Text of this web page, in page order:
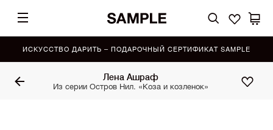
ИСКУССТВО ДАРИТЬ – ПОДАРОЧНЫЙ СЕРТИФИКАТ SAMPLE
Лена Ашраф
Из серии Остров Нил. «Коза и козленок»